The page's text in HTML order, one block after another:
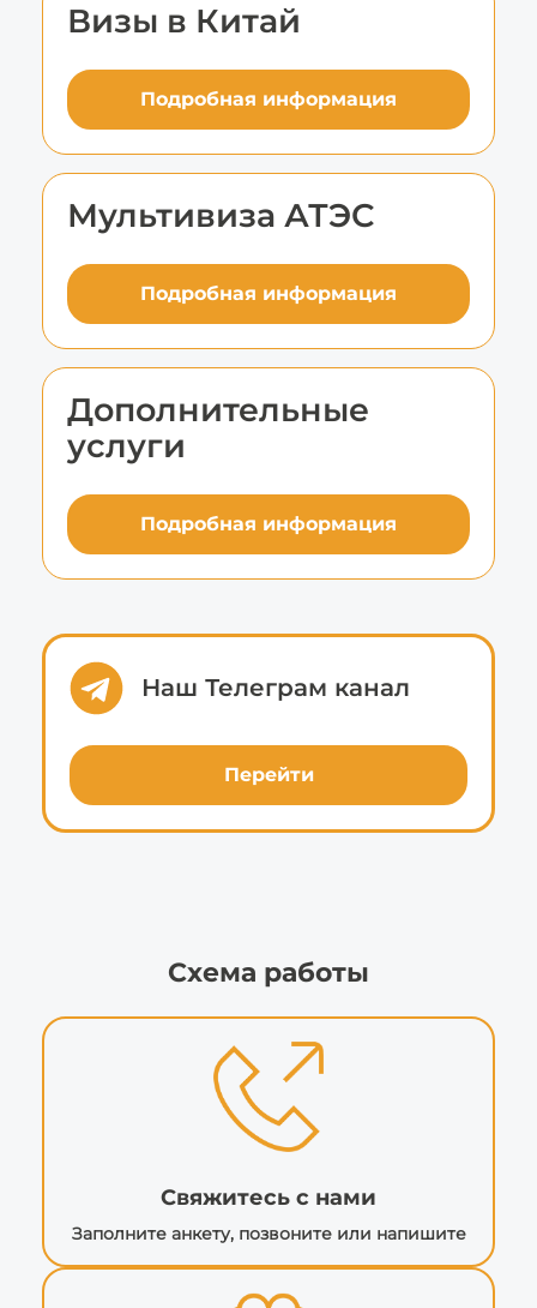
Визы в Китай
Подробная информация
Мультивиза АТЭС
Подробная информация
Дополнительные
услуги
Подробная информация
Наш Телеграм канал
Перейти
Схема работы
Свяжитесь с нами
Заполните анкету, позвоните или напишите